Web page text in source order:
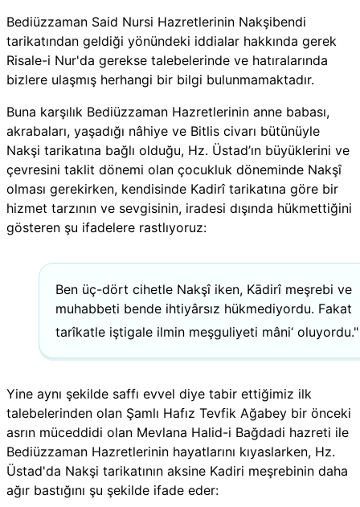
Bediüzzaman Said Nursi Hazretlerinin Nakşibendi
tarikatından geldiği yönündeki iddialar hakkında gerek
Risale-i Nur'da gerekse talebelerinde ve hatıralarında
bizlere ulaşmış herhangi bir bilgi bulunmamaktadır.
Buna karşılık Bediüzzaman Hazretlerinin anne babası,
akrabaları, yaşadığı nâhiye ve Bitlis civarı bütünüyle
Nakşi tarikatına bağlı olduğu, Hz. Üstad’ın büyüklerini ve
çevresini taklit dönemi olan çocukluk döneminde Nakşî
olması gerekirken, kendisinde Kadirî tarikatına göre bir
hizmet tarzının ve sevgisinin, iradesi dışında hükmettiğini
gösteren şu ifadelere rastlıyoruz:
Ben üç-dört cihetle Nakşî iken, Kādirî meşrebi ve
muhabbeti bende ihtiyârsız hükmediyordu. Fakat
tarîkatle iştigale ilmin meşguliyeti mâni‘ oluyordu."
Yine aynı şekilde saffı evvel diye tabir ettiğimiz ilk
talebelerinden olan Şamlı Hafız Tevfik Ağabey bir önceki
asrın müceddidi olan Mevlana Halid-i Bağdadi hazreti ile
Bediüzzaman Hazretlerinin hayatlarını kıyaslarken, Hz.
Üstad'da Nakşi tarikatının aksine Kadiri meşrebinin daha
ağır bastığını şu şekilde ifade eder: